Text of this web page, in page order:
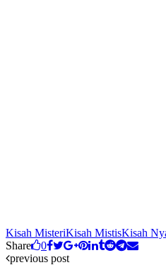
Kisah MisteriKisah MistisKisah
Share
0
previous post